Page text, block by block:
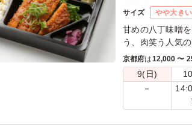
サイズ やや大きい
甘めの八丁味噌
う、肉笑う人気
京都府は12,000 〜
9(日)
－